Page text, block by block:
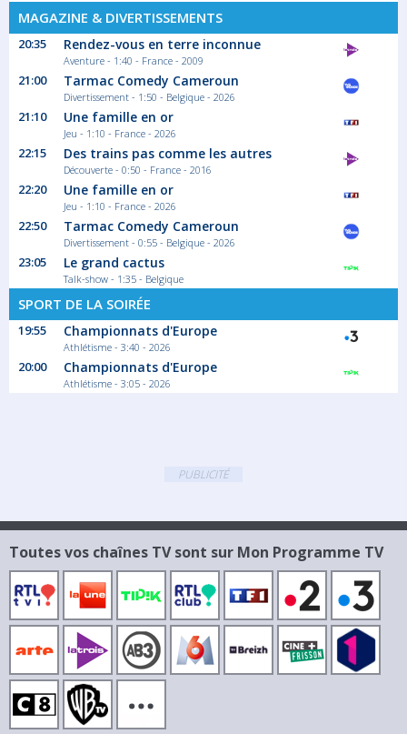
MAGAZINE & DIVERTISSEMENTS
20:35 Rendez-vous en terre inconnue
Aventure - 1:40 - France - 2009
21:00 Tarmac Comedy Cameroun
Divertissement - 1:50 - Belgique - 2026
21:10 Une famille en or
Jeu - 1:10 - France - 2026
22:15 Des trains pas comme les autres
Découverte - 0:50 - France - 2016
22:20 Une famille en or
Jeu - 1:10 - France - 2026
22:50 Tarmac Comedy Cameroun
Divertissement - 0:55 - Belgique - 2026
23:05 Le grand cactus
Talk-show - 1:35 - Belgique
SPORT DE LA SOIRÉE
19:55 Championnats d'Europe
Athlétisme - 3:40 - 2026
20:00 Championnats d'Europe
Athlétisme - 3:05 - 2026
PUBLICITÉ
Toutes vos chaînes TV sont sur Mon Programme TV